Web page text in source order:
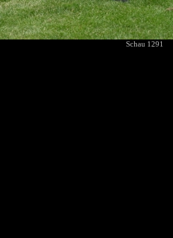
Schau 1291